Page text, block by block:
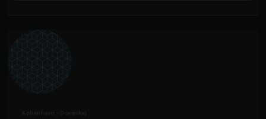
København - Oceankaj